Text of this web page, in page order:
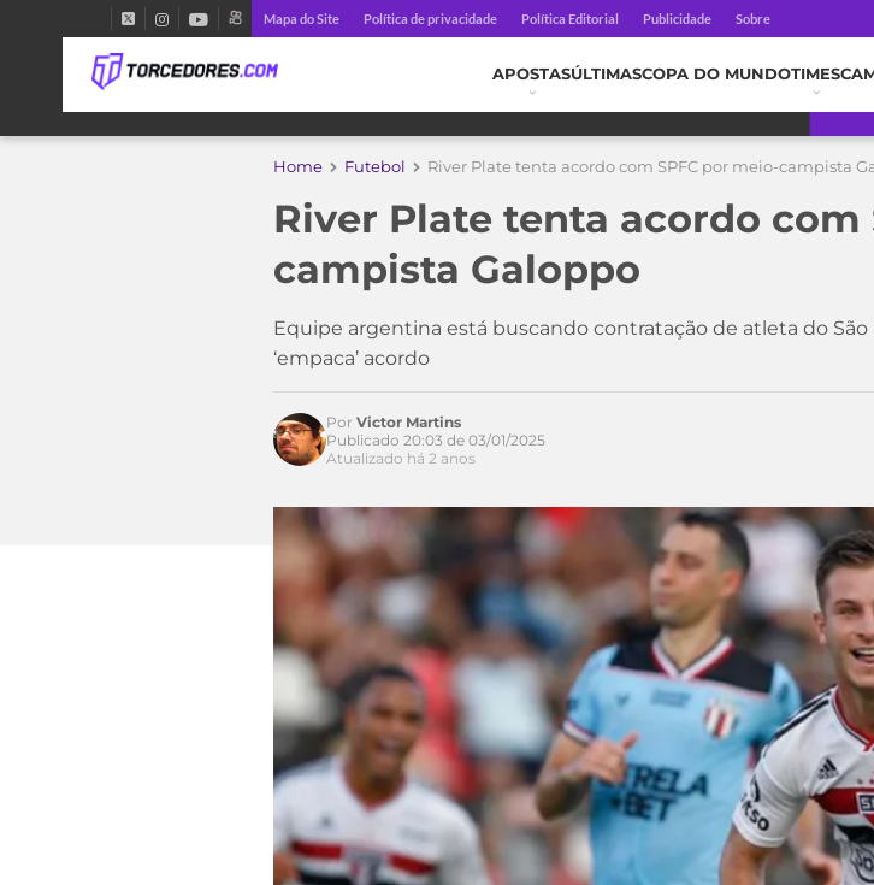
Mapa do Site Política de privacidade Política Editorial Publicidade Sobre
APOSTASÚLTIMASCOPA DO MUNDOTIMES
Home Futebol River Plate tenta acordo com SPFC por meio-campista
River Plate tenta acordo com
campista Galoppo
Equipe argentina está buscando contratação de atleta do
‘empaca’ acordo
Por Victor Martins
Publicado 20:03 de 03/01/2025
Atualizado há 2 anos